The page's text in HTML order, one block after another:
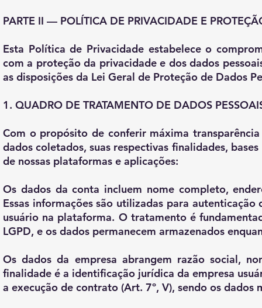
PARTE II — POLÍTICA DE PRIVACIDADE E
Esta Política de Privacidade estabelece o
com a proteção da privacidade e dos dados
as disposições da Lei Geral de Proteção de Dados
1. QUADRO DE TRATAMENTO DE DADOS
Com o propósito de conferir máxima
dados coletados, suas respectivas finalidades,
de nossas plataformas e aplicações:
Os dados da conta incluem nome completo,
Essas informações são utilizadas para
usuário na plataforma. O tratamento é
LGPD, e os dados permanecem armazenados
Os dados da empresa abrangem razão social,
finalidade é a identificação jurídica da empresa
a execução de contrato (Art. 7º, V), sendo os